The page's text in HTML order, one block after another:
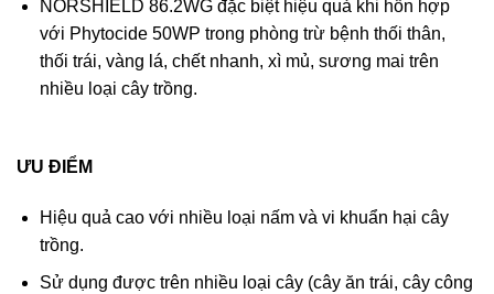
NORSHIELD 86.2WG đặc biệt hiệu quả khi hỗn hợp
với Phytocide 50WP trong phòng trừ bệnh thối thân,
thối trái, vàng lá, chết nhanh, xì mủ, sương mai trên
nhiều loại cây trồng.
ƯU ĐIỂM
Hiệu quả cao với nhiều loại nấm và vi khuẩn hại cây
trồng.
Sử dụng được trên nhiều loại cây (cây ăn trái, cây công